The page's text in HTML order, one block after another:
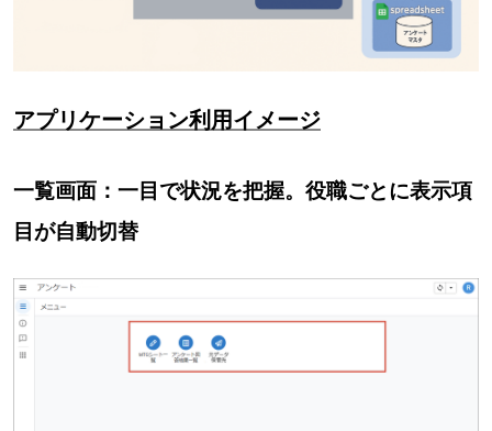
アプリケーション利用イメージ
一覧画面：一目で状況を把握。役職ごとに表示項
目が自動切替